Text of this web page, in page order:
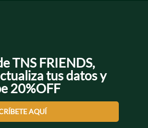
TNS FRIENDS,
tus datos y
20%OFF
AQUÍ